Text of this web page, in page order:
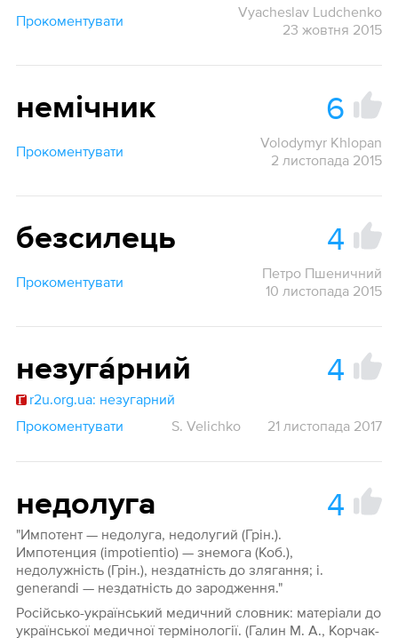
Прокоментувати
Vyacheslav Ludchenko
23 жовтня 2015
немічник 6
Прокоментувати
Volodymyr Khlopan
2 листопада 2015
безсилець 4
Прокоментувати
Петро Пшеничний
10 листопада 2015
незуга́рний 4
r2u.org.ua: незугарний
Прокоментувати
S. Velichko 21 листопада 2017
недолуга 4
"Импотент — недолуга, недолугий (Грін.).
Импотенция (іmроtіепtіо) — знемога (Коб.),
недолужність (Грін.), нездатність до злягання; і.
generandi — нездатність до зародження."
Російсько-український медичний словник: матеріали до
української медичної термінології. (Галин М. А., Корчак-